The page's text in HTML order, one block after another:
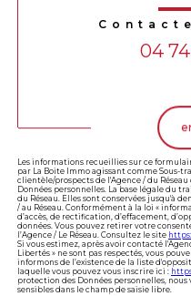
04
Les informations recueillies sur ce
par La Boite Immo agissant comme
clientèle/prospects de l'Agence / du
Données personnelles. La base légale du
du Réseau. Elles sont conservées jusqu'à
/ au Réseau. Conformément à la loi «
d’accès, de rectification, d’effacement,
données. Vous pouvez retirer votre
l’Agence / Le Réseau. Consultez le site
Si vous estimez, après avoir contacté
Libertés » ne sont pas respectés, vous
informons de l’existence de la liste
laquelle vous pouvez vous inscrire ici :
protection des Données personnelles,
sensibles dans le champ de saisie libre.